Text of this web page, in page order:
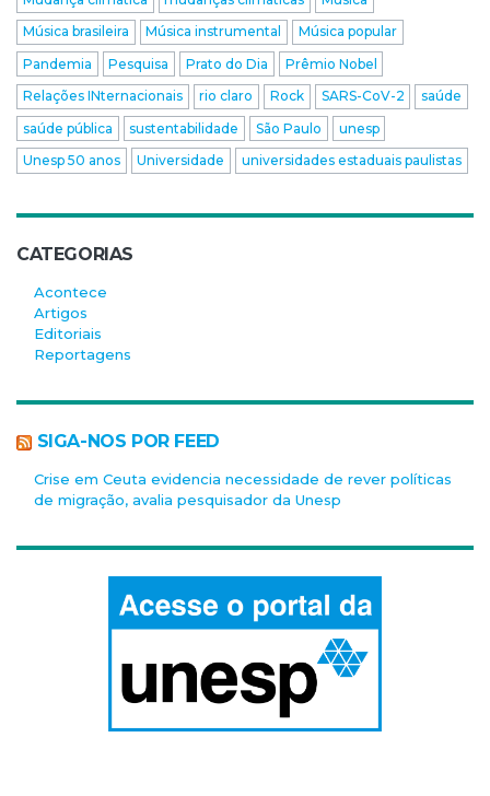
Música brasileira
Música instrumental
Música popular
Pandemia
Pesquisa Prato do Dia
Prêmio Nobel
Relações INternacionais
rio claro Rock SARS-CoV-2
saúde
saúde pública
sustentabilidade São Paulo
unesp
Unesp 50 anos
Universidade universidades estaduais paulistas
CATEGORIAS
Acontece
Artigos
Editoriais
Reportagens
SIGA-NOS POR FEED
Crise em Ceuta evidencia necessidade de rever políticas
de migração, avalia pesquisador da Unesp